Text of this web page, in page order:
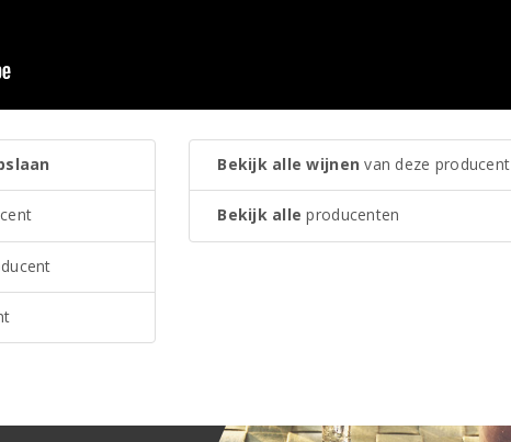
Bekijk alle wijnen van deze producent
Bekijk alle producenten